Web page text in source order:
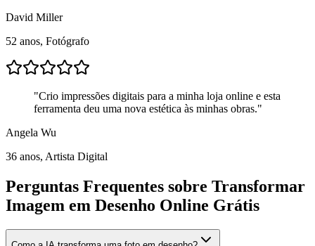
David Miller
52 anos, Fotógrafo
"Crio impressões digitais para a minha loja online e esta
ferramenta deu uma nova estética às minhas obras."
Angela Wu
36 anos, Artista Digital
Perguntas Frequentes sobre Transformar
Imagem em Desenho Online Grátis